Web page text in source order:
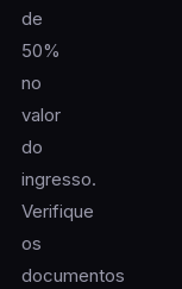
de
50%
no
valor
do
ingresso.
Verifique
os
documentos